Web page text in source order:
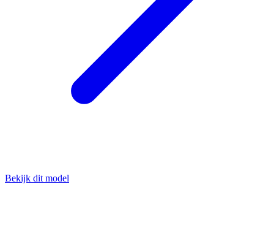
Bekijk dit model